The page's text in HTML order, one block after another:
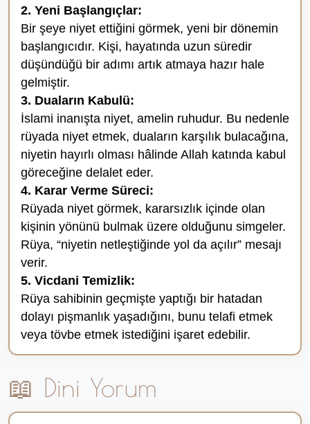
2. Yeni Başlangıçlar:
Bir şeye niyet ettiğini görmek, yeni bir dönemin
başlangıcıdır. Kişi, hayatında uzun süredir
düşündüğü bir adımı artık atmaya hazır hale
gelmiştir.
3. Duaların Kabulü:
İslami inanışta niyet, amelin ruhudur. Bu nedenle
rüyada niyet etmek, duaların karşılık bulacağına,
niyetin hayırlı olması hâlinde Allah katında kabul
göreceğine delalet eder.
4. Karar Verme Süreci:
Rüyada niyet görmek, kararsızlık içinde olan
kişinin yönünü bulmak üzere olduğunu simgeler.
Rüya, “niyetin netleştiğinde yol da açılır” mesajı
verir.
5. Vicdani Temizlik:
Rüya sahibinin geçmişte yaptığı bir hatadan
dolayı pişmanlık yaşadığını, bunu telafi etmek
veya tövbe etmek istediğini işaret edebilir.
📖 Dini Yorum